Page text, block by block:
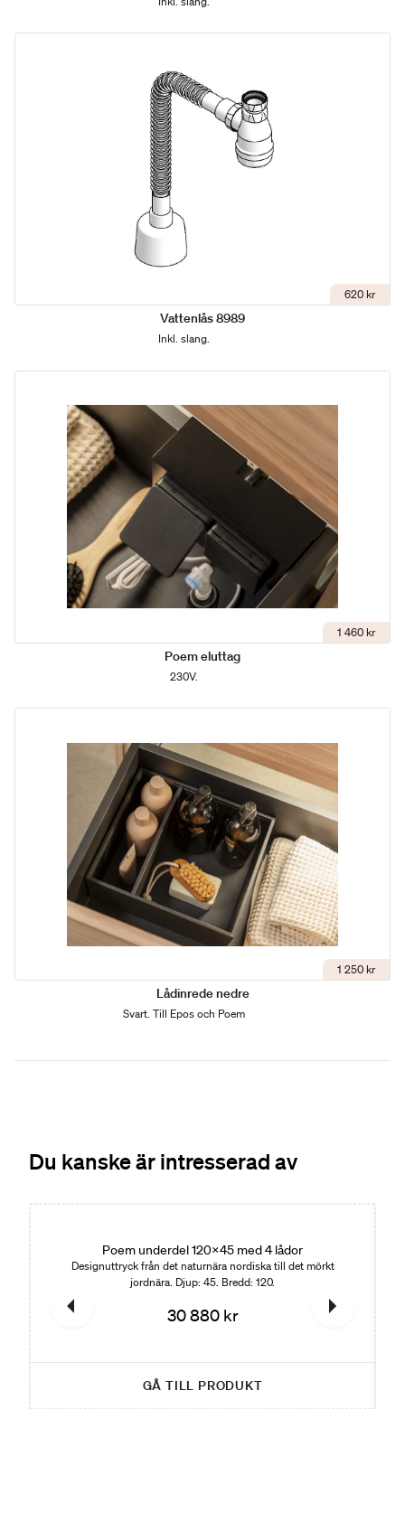
620 kr
Vattenlås 8989
Inkl. slang.
1 460 kr
Poem eluttag
230V.
1 250 kr
Lådinrede nedre
Svart. Till Epos och Poem
Du kanske är intresserad av
Poem underdel 120x45 med 4 lådor
Designuttryck från det naturnära nordiska till det mörkt
jordnära. Djup: 45. Bredd: 120.
30 880 kr
GÅ TILL PRODUKT